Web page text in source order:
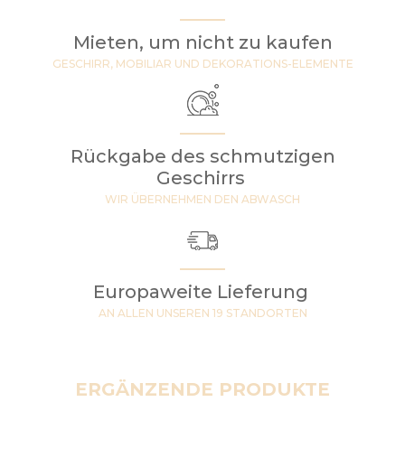
Mieten, um nicht zu kaufen
GESCHIRR, MOBILIAR UND DEKORATIONS-ELEMENTE
Rückgabe des schmutzigen
Geschirrs
WIR ÜBERNEHMEN DEN ABWASCH
Europaweite Lieferung
AN ALLEN UNSEREN 19 STANDORTEN
ERGÄNZENDE PRODUKTE